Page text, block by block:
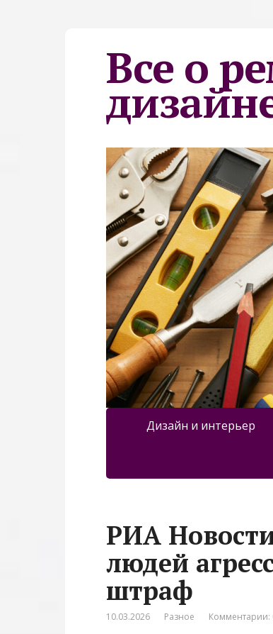
Все о
Дизайн и интерьер
РИА
людей
штраф
10.03.2026 Разное Комментарии: